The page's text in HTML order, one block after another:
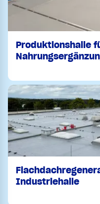
Produktionshalle
Industriehalle